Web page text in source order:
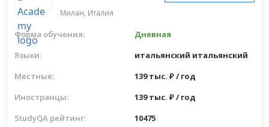
Милан, Италия
Форма обучения:
Дневная
Языки:
итальянский итальянский
Местные:
139 тыс. ₽ / год
Иностранцы:
139 тыс. ₽ / год
StudyQA рейтинг:
10475